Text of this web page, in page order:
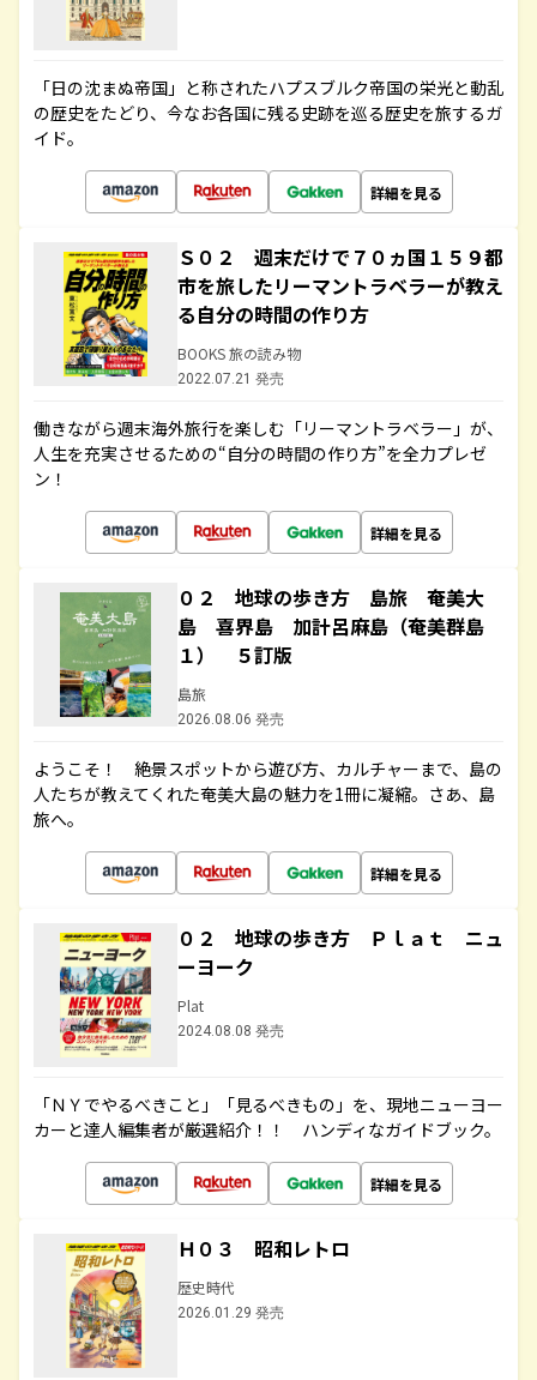
「日の沈まぬ帝国」と称されたハプスブルク帝国の栄光と動乱
の歴史をたどり、今なお各国に残る史跡を巡る歴史を旅するガ
イド。
詳細を見る
Ｓ０２ 週末だけで７０ヵ国１５９都
市を旅したリーマントラベラーが教え
る自分の時間の作り方
BOOKS 旅の読み物
2022.07.21 発売
働きながら週末海外旅行を楽しむ「リーマントラベラー」が、
人生を充実させるための“自分の時間の作り方”を全力プレゼ
ン！
詳細を見る
０２ 地球の歩き方 島旅 奄美大
島 喜界島 加計呂麻島（奄美群島
１） ５訂版
島旅
2026.08.06 発売
ようこそ！ 絶景スポットから遊び方、カルチャーまで、島の
人たちが教えてくれた奄美大島の魅力を1冊に凝縮。さあ、島
旅へ。
詳細を見る
０２ 地球の歩き方 Ｐｌａｔ ニュ
ーヨーク
Plat
2024.08.08 発売
「ＮＹでやるべきこと」「見るべきもの」を、現地ニューヨー
カーと達人編集者が厳選紹介！！ ハンディなガイドブック。
詳細を見る
Ｈ０３ 昭和レトロ
歴史時代
2026.01.29 発売